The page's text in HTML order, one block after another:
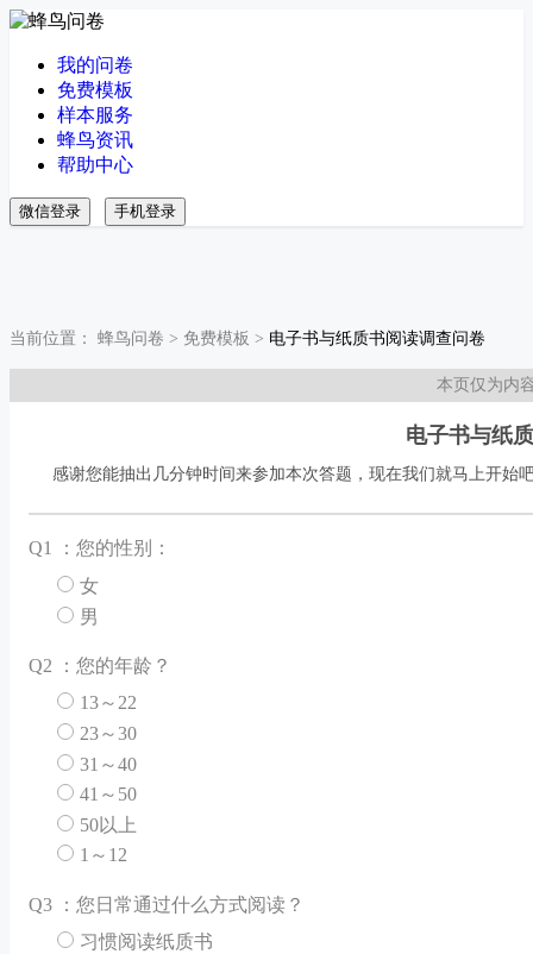
我的问卷
免费模板
样本服务
蜂鸟资讯
帮助中心
微信登录 手机登录
当前位置： 蜂鸟问卷 > 免费模板 > 电子书与纸质书阅读调查问卷
本页仅为内
电子书与纸
感谢您能抽出几分钟时间来参加本次答题，现在我们就马上开始
Q1 ：您的性别：
女
男
Q2 ：您的年龄？
13～22
23～30
31～40
41～50
50以上
1～12
Q3 ：您日常通过什么方式阅读？
习惯阅读纸质书